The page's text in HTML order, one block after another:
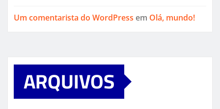
Um comentarista do WordPress em Olá, mundo!
ARQUIVOS